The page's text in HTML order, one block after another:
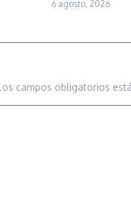
6 agosto, 2026
campos obligatorios